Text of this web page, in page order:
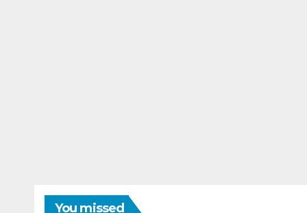
You missed